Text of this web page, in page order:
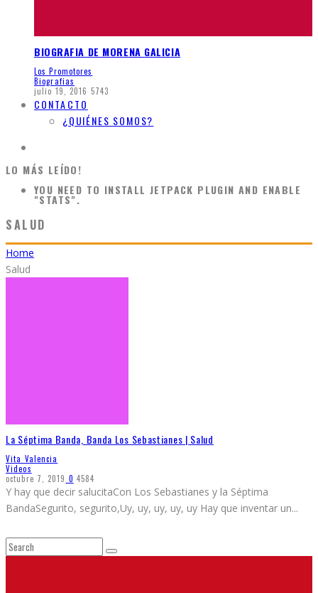
BIOGRAFIA DE MORENA GALICIA
Los Promotores
Biografias
julio 19, 2016 5743
CONTACTO
¿QUIÉNES SOMOS?
LO MÁS LEÍDO!
YOU NEED TO INSTALL JETPACK PLUGIN AND ENABLE
"STATS".
SALUD
Home
Salud
La Séptima Banda, Banda Los Sebastianes | Salud
Vita Valencia
Videos
octubre 7, 2019 0 4584
Y hay que decir salucitaCon Los Sebastianes y la Séptima
BandaSegurito, segurito,Uy, uy, uy, uy, uy Hay que inventar un...